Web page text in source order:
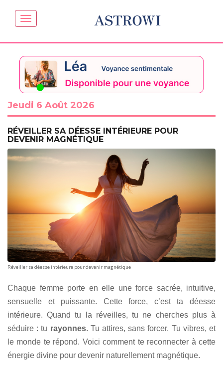
ASTROWI
Jeudi 6 Août 2026
RÉVEILLER SA DÉESSE INTÉRIEURE POUR
DEVENIR MAGNÉTIQUE
Réveiller sa déesse intérieure pour devenir magnétique
Chaque femme porte en elle une force sacrée, intuitive,
sensuelle et puissante. Cette force, c’est ta déesse
intérieure. Quand tu la réveilles, tu ne cherches plus à
séduire : tu rayonnes. Tu attires, sans forcer. Tu vibres, et
le monde te répond. Voici comment te reconnecter à cette
énergie divine pour devenir naturellement magnétique.